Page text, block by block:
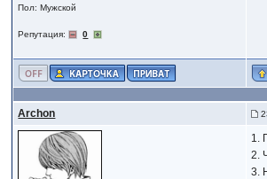
Пол: Мужской
Репутация: 0
Archon
1.
2.
3.